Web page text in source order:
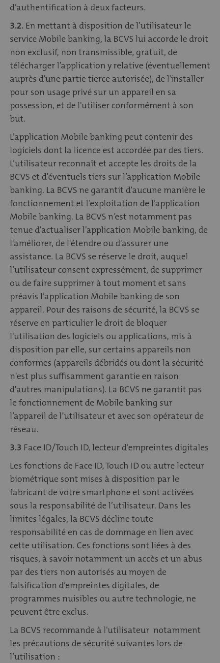
d’authentification à deux facteurs.
3.2. En mettant à disposition de l’utilisateur le
service Mobile banking, la BCVS lui accorde le droit
non exclusif, non transmissible, gratuit, de
télécharger l’application y relative (éventuellement
auprès d'une partie tierce autorisée), de l'installer
pour son usage privé sur un appareil en sa
possession, et de l'utiliser conformément à son
but.
L’application Mobile banking peut contenir des
logiciels dont la licence est accordée par des tiers.
L’utilisateur reconnaît et accepte les droits de la
BCVS et d'éventuels tiers sur l’application Mobile
banking. La BCVS ne garantit d'aucune manière le
fonctionnement et l'exploitation de l’application
Mobile banking. La BCVS n'est notamment pas
tenue d'actualiser l’application Mobile banking, de
l'améliorer, de l'étendre ou d'assurer une
assistance. La BCVS se réserve le droit, auquel
l’utilisateur consent expressément, de supprimer
ou de faire supprimer à tout moment et sans
préavis l’application Mobile banking de son
appareil. Pour des raisons de sécurité, la BCVS se
réserve en particulier le droit de bloquer
l'utilisation des logiciels ou applications, mis à
disposition par elle, sur certains appareils non
conformes (appareils débridés ou dont la sécurité
n'est plus suffisamment garantie en raison
d'autres manipulations). La BCVS ne garantit pas
le fonctionnement de Mobile banking sur
l’appareil de l’utilisateur et avec son opérateur de
réseau.
3.3 Face ID/Touch ID, lecteur d’empreintes digitales
Les fonctions de Face ID, Touch ID ou autre lecteur
biométrique sont mises à disposition par le
fabricant de votre smartphone et sont activées
sous la responsabilité de l’utilisateur. Dans les
limites légales, la BCVS décline toute
responsabilité en cas de dommage en lien avec
cette utilisation. Ces fonctions sont liées à des
risques, à savoir notamment un accès et un abus
par des tiers non autorisés au moyen de
falsification d’empreintes digitales, de
programmes nuisibles ou autre technologie, ne
peuvent être exclus.
La BCVS recommande à l'utilisateur notamment
les précautions de sécurité suivantes lors de
l’utilisation :